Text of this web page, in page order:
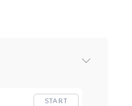
START